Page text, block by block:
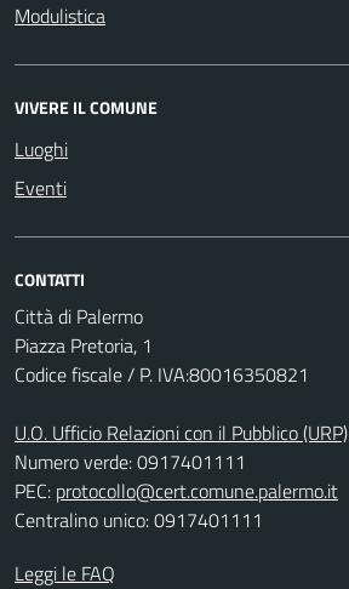
Modulistica
VIVERE IL COMUNE
Luoghi
Eventi
CONTATTI
Città di Palermo
Piazza Pretoria, 1
Codice fiscale / P. IVA:80016350821
U.O. Ufficio Relazioni con il Pubblico (URP)
Numero verde: 0917401111
PEC: protocollo@cert.comune.palermo.it
Centralino unico: 0917401111
Leggi le FAQ